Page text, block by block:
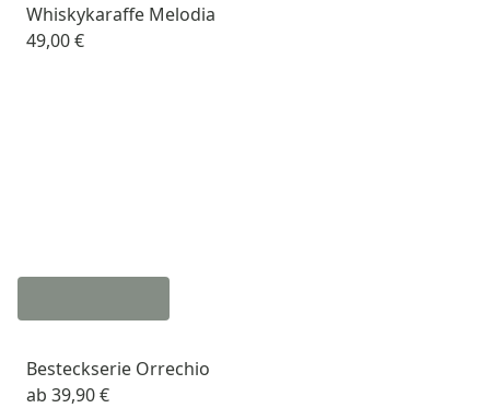
Whiskykaraffe Melodia
49,00 €
Besteckserie Orrechio
ab 39,90 €